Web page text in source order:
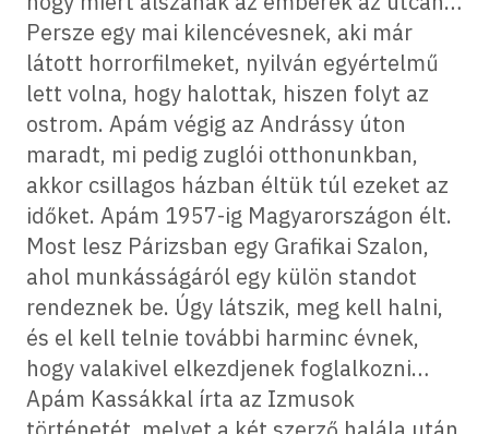
Persze egy mai kilencévesnek, aki már
látott horrorfilmeket, nyilván egyértelmű
lett volna, hogy halottak, hiszen folyt az
ostrom. Apám végig az Andrássy úton
maradt, mi pedig zuglói otthonunkban,
akkor csillagos házban éltük túl ezeket az
időket. Apám 1957-ig Magyarországon élt.
Most lesz Párizsban egy Grafikai Szalon,
ahol munkásságáról egy külön standot
rendeznek be. Úgy látszik, meg kell halni,
és el kell telnie további harminc évnek,
hogy valakivel elkezdjenek foglalkozni…
Apám Kassákkal írta az Izmusok